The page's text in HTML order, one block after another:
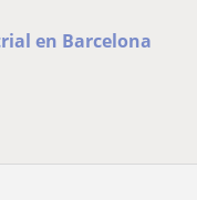
en Barcelona